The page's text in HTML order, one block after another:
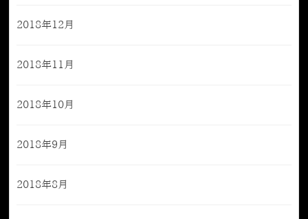
2018年12月
2018年11月
2018年10月
2018年9月
2018年8月